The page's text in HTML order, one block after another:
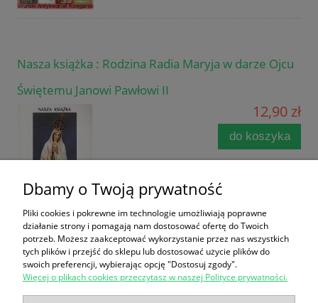
Nasza książka : Rodzina Radia Maryja w darze Ojcu
Świętemu Janowi Pawłowi II
12,90 zł
do koszyka
Wybrane zagadnienia z dziejów książki XIX-XX
wieku / Helena Szwejkowska
Dbamy o Twoją prywatność
Pliki cookies i pokrewne im technologie umożliwiają poprawne
działanie strony i pomagają nam dostosować ofertę do Twoich
potrzeb. Możesz zaakceptować wykorzystanie przez nas wszystkich
tych plików i przejść do sklepu lub dostosować użycie plików do
swoich preferencji, wybierając opcję "Dostosuj zgody".
Więcej o plikach cookies przeczytasz w naszej Polityce prywatności.